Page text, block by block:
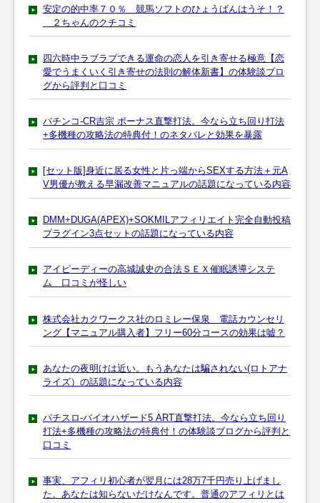
安定の的中率７０％ 競馬ソフトのひょうばんはうそ！？
２ちゃんのクチコミ
四六時中ラブラブできる運命の恋人を引き寄せる極意【恋
愛でうまくいく引き寄せの法則の解体新書】の体験談ブロ
グから評判と口コミ
パチンコ-CR吉宗 ボーナス直撃打法。今なら立ち回り打法
+多機種の攻略法の特典付！のネタバレと効果を暴露
[セット版]身近に居る女性と片っ端からSEXする方法＋元A
V男優が教える早漏改善マニュアルの話題になっている内容
DMM+DUGA(APEX)+SOKMILアフィリエイト完全自動投稿
プラグイン3点セットの話題になっている内容
アイピーディーの高城誠史の合法ＳＥＸ催眠誘導システ
ム 口コミが怪しい
株式会社カクワークス社のロミレー保泉 電話カウンセリ
ング【マニュアル購入者】フリー60分コースの効果は嘘？
あなたの夜明けは近い。もうあなたは騙されない(ロトアナ
ライズ）の話題になっている内容
パチスロ-バイオハザード5 ART直撃打法。今なら立ち回り
打法+多機種の攻略法の特典付！の体験談ブログから評判と
口コミ
事実、アフィリ初心者が翌月には28万7千円売り上げまし
た。あなたは知らないだけなんです。普通のアフィリとは